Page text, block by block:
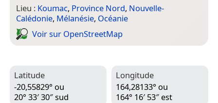
Lieu : Koumac, Province Nord, Nouvelle-
Calédonie, Mélanésie, Océanie
Voir sur Open­Street­Map
Latitude
-20,55829° ou
20° 33′ 30″ sud
Longitude
164,28133° ou
164° 16′ 53″ est